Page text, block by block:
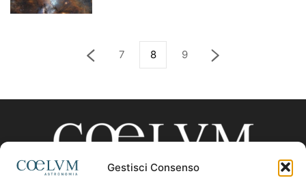
Gestisci Consenso
7 8 9